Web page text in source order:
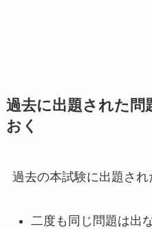
過去に出題された問
おく
過去の本試験に出題され
二度も同じ問題は出